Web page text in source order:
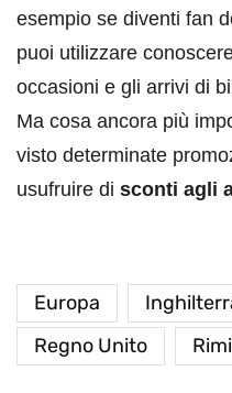
esempio se diventi fan
puoi utilizzare
occasioni e gli arrivi di
Ma cosa ancora più
visto determinate
usufruire di sconti agli
Europa
Regno Unito